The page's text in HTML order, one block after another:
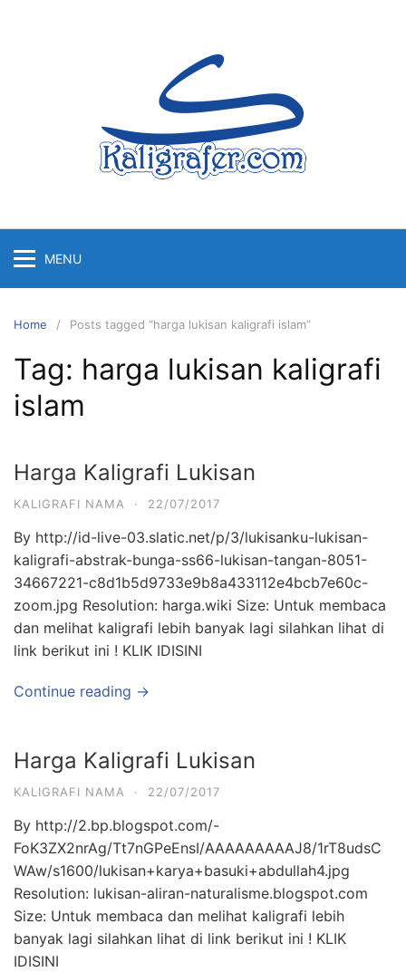
MENU
Home Posts tagged “harga lukisan kaligrafi islam”
Tag: harga lukisan kaligrafi
islam
Harga Kaligrafi Lukisan
KALIGRAFI NAMA · 22/07/2017
By http://id-live-03.slatic.net/p/3/lukisanku-lukisan-
kaligrafi-abstrak-bunga-ss66-lukisan-tangan-8051-
34667221-c8d1b5d9733e9b8a433112e4bcb7e60c-
zoom.jpg Resolution: harga.wiki Size: Untuk membaca
dan melihat kaligrafi lebih banyak lagi silahkan lihat di
link berikut ini ! KLIK IDISINI
Continue reading →
Harga Kaligrafi Lukisan
KALIGRAFI NAMA · 22/07/2017
By http://2.bp.blogspot.com/-
FoK3ZX2nrAg/Tt7nGPeEnsI/AAAAAAAAAJ8/1rT8udsC
WAw/s1600/lukisan+karya+basuki+abdullah4.jpg
Resolution: lukisan-aliran-naturalisme.blogspot.com
Size: Untuk membaca dan melihat kaligrafi lebih
banyak lagi silahkan lihat di link berikut ini ! KLIK
IDISINI